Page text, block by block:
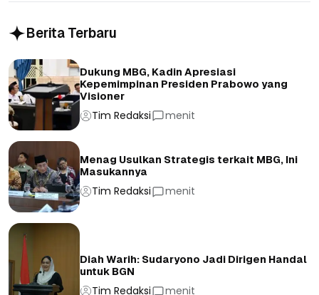
Berita Terbaru
Dukung MBG, Kadin Apresiasi
Kepemimpinan Presiden Prabowo yang
Visioner
Tim Redaksi menit
Menag Usulkan Strategis terkait MBG, Ini
Masukannya
Tim Redaksi menit
Diah Warih: Sudaryono Jadi Dirigen Handal
untuk BGN
Tim Redaksi menit